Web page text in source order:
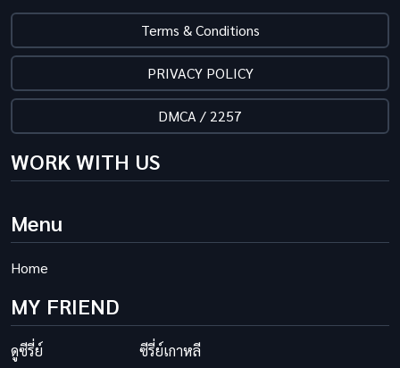
Terms & Conditions
PRIVACY POLICY
DMCA / 2257
WORK WITH US
Menu
Home
MY FRIEND
ดูซีรี่ย์ ซีรี่ย์เกาหลี